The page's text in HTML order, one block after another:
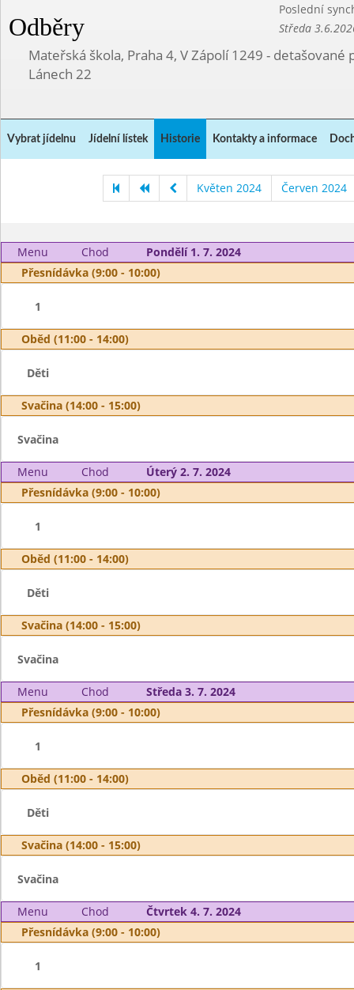
Odběry
Poslední
Středa
Mateřská škola, Praha 4, V Zápolí 1249 - detašované
Lánech 22
Vybrat jídelnu Jídelní lístek Historie Kontakty a informace
Květen 2024 Červen 2024
Menu Chod
Pondělí 1. 7. 2024
Přesnídávka (9:00 - 10:00)
1
Oběd (11:00 - 14:00)
Děti
Svačina (14:00 - 15:00)
Svačina
Menu Chod
Úterý 2. 7. 2024
Přesnídávka (9:00 - 10:00)
1
Oběd (11:00 - 14:00)
Děti
Svačina (14:00 - 15:00)
Svačina
Menu Chod
Středa 3. 7. 2024
Přesnídávka (9:00 - 10:00)
1
Oběd (11:00 - 14:00)
Děti
Svačina (14:00 - 15:00)
Svačina
Menu Chod
Čtvrtek 4. 7. 2024
Přesnídávka (9:00 - 10:00)
1